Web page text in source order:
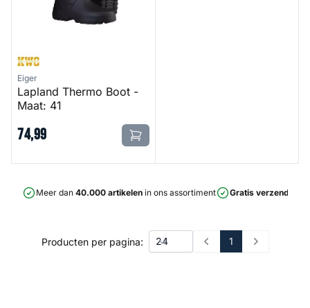
Eiger
Lapland Thermo Boot -
Maat: 41
74,99
Meer dan 40.000 artikelen in ons assortiment Gratis verzending
Producten per pagina: Prev 1 Next